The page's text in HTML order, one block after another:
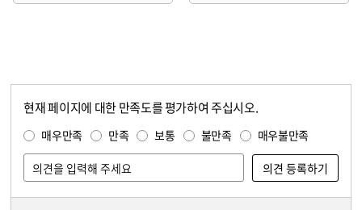
현재 페이지에 대한 만족도를 평가하여 주십시오.
매우만족 만족 보통 불만족 매우불만족